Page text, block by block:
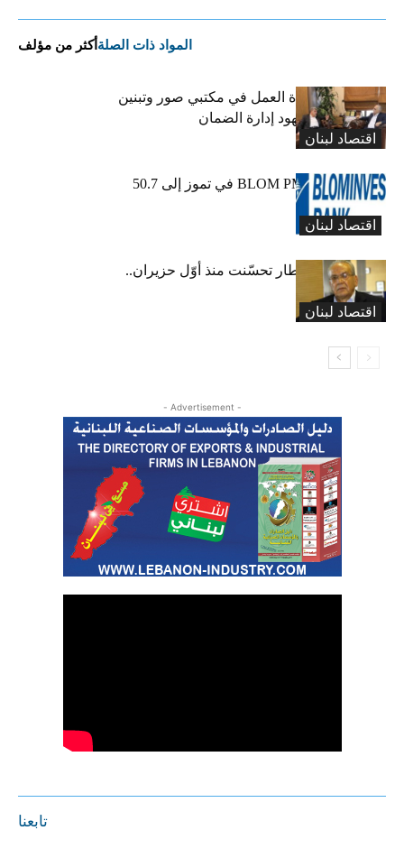
المواد ذات الصلة أكثر من مؤلف
اقتصاد لبنان
كركي يعلن عودة العمل في مكتبي صور وتبنين
وطليس ينوّه بجهود إدارة الضمان
اقتصاد لبنان
ارتفاع مؤشر BLOM PMI في تموز إلى 50.7
نقطة
اقتصاد لبنان
عبود: حركة المطار تحسّنت منذ أوّل حزيران..
ولكن
- Advertisement -
تابعنا